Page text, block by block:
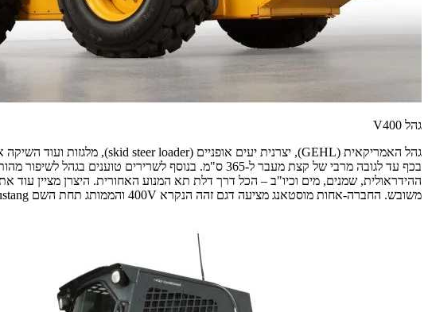
גהל V400
משובש. החברה-אחות מוסטאנג מציעה דגם זהה הנקרא 400V והממותג תחת השם Mustang.